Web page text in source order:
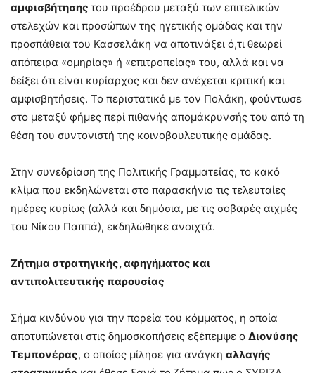
αμφισβήτησης του προέδρου μεταξύ των επιτελικών
στελεχών και προσώπων της ηγετικής ομάδας και την
προσπάθεια του Κασσελάκη να αποτινάξει ό,τι θεωρεί
απόπειρα «ομηρίας» ή «επιτροπείας» του, αλλά και να
δείξει ότι είναι κυρίαρχος και δεν ανέχεται κριτική και
αμφισβητήσεις. Το περιστατικό με τον Πολάκη, φούντωσε
στο μεταξύ φήμες περί πιθανής απομάκρυνσής του από τη
θέση του συντονιστή της κοινοβουλευτικής ομάδας.
Στην συνεδρίαση της Πολιτικής Γραμματείας, το κακό
κλίμα που εκδηλώνεται στο παρασκήνιο τις τελευταίες
ημέρες κυρίως (αλλά και δημόσια, με τις σοβαρές αιχμές
του Νίκου Παππά), εκδηλώθηκε ανοιχτά.
Ζήτημα στρατηγικής, αφηγήματος και
αντιπολιτευτικής παρουσίας
Σήμα κινδύνου για την πορεία του κόμματος, η οποία
αποτυπώνεται στις δημοσκοπήσεις εξέπεμψε ο Διονύσης
Τεμπονέρας, ο οποίος μίλησε για ανάγκη αλλαγής